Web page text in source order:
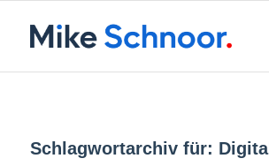
Schlagwortarchiv für: